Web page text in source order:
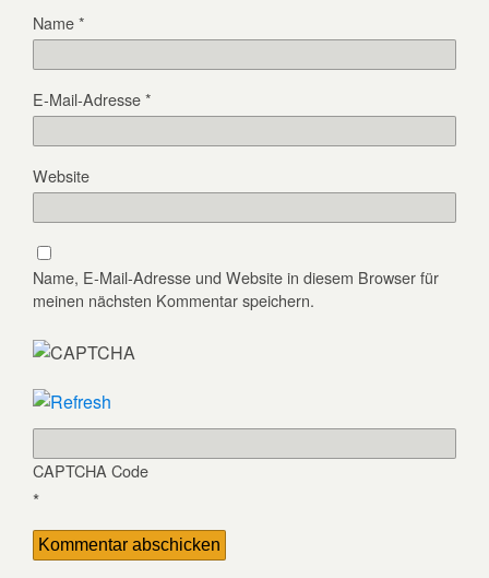
Name*
E-Mail-Adresse*
Website
Name, E-Mail-Adresse und Website in diesem Browser für
meinen nächsten Kommentar speichern.
CAPTCHA Code
*